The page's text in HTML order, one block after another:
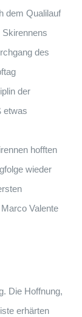
dem Qualilauf
des
der
etwas
hofften
wieder
Valente
Die Hoffnung,
erhärten